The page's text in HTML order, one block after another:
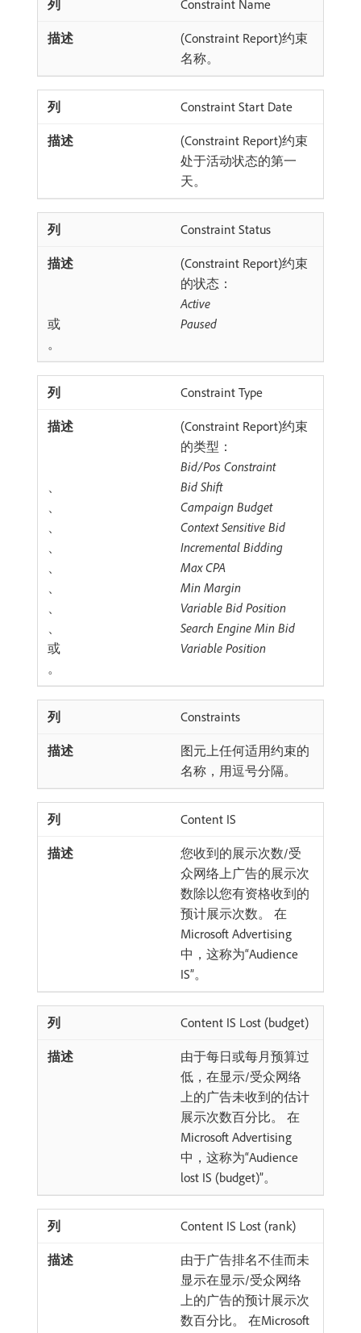
Constraint Name
(Constraint Report)约束
名称。
Constraint Start Date
(Constraint Report)约束
处于活动状态的第一
天。
Constraint Status
(Constraint Report)约束
的状态：
Active
或
Paused
。
Constraint Type
(Constraint Report)约束
的类型：
Bid/Pos Constraint
、
Bid Shift
、
Campaign Budget
、
Context Sensitive Bid
、
Incremental Bidding
、
Max CPA
、
Min Margin
、
Variable Bid Position
、
Search Engine Min Bid
或
Variable Position
。
Constraints
图元上任何适用约束的
名称，用逗号分隔。
Content IS
您收到的展示次数/受
众网络上广告的展示次
数除以您有资格收到的
预计展示次数。 在
Microsoft Advertising
中，这称为“Audience
IS”。
Content IS Lost (budget)
由于每日或每月预算过
低，在显示/受众网络
上的广告未收到的估计
展示次数百分比。 在
Microsoft Advertising
中，这称为“Audience
lost IS (budget)”。
Content IS Lost (rank)
由于广告排名不佳而未
显示在显示/受众网络
上的广告的预计展示次
数百分比。 在Microsoft